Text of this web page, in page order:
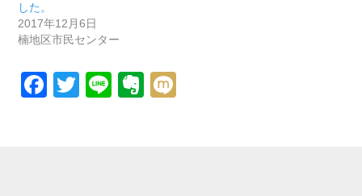
した。
2017年12月6日
楠地区市民センター
Facebook
Twitter
LineEvernote